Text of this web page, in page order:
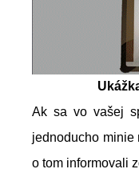
Ak sa vo vašej
jednoducho minie
o tom informovali